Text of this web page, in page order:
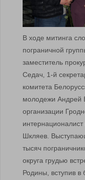
В ходе митинга
пограничной
заместитель
Седач, 1-й
комитета
молодежи Андрей
организации
Шкляев.
тысяч
округа грудью
Родины, вступив